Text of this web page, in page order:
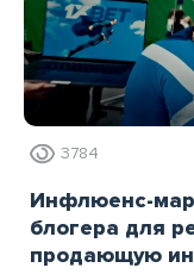
3784
Инфлюенс-
блогера для
продающую